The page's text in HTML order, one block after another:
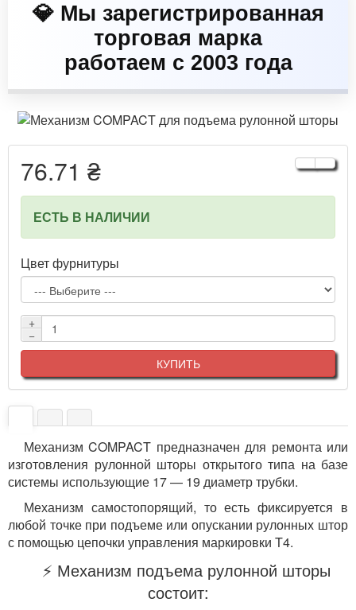
💎 Мы зарегистрированная
торговая марка
работаем с 2003 года
76.71 ₴
ЕСТЬ В НАЛИЧИИ
Цвет фурнитуры
+
−
КУПИТЬ
Механизм COMPACT предназначен для ремонта или
изготовления рулонной шторы открытого типа на базе
системы использующие 17 — 19 диаметр трубки.
Механизм самостопорящий, то есть фиксируется в
любой точке при подъеме или опускании рулонных штор
с помощью цепочки управления маркировки T4.
⚡ Механизм подъема рулонной шторы
состоит: